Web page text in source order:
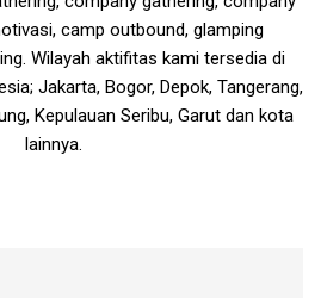
camp outbound, glamping
Wilayah aktifitas kami tersedia di
Jakarta, Bogor, Depok, Tangerang,
Kepulauan Seribu, Garut dan kota
lainnya.